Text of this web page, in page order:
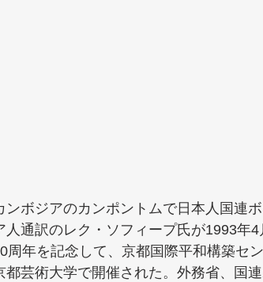
ンボジアのカンポントムで日本人国連
人通訳のレク・ソフィープ氏が1993年
周年を記念して、京都国際平和構築セ
都芸術大学で開催された。外務省、国